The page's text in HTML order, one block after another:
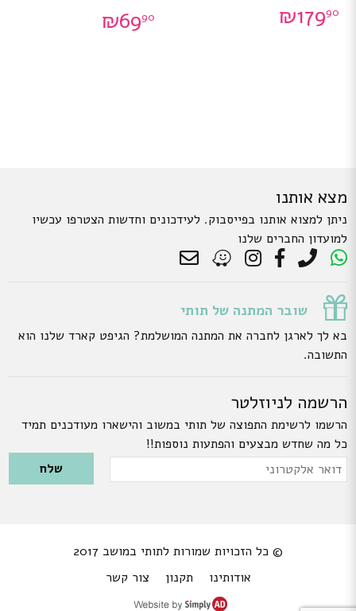
₪17990
₪6990
מצא אותנו
ניתן למצוא אותנו בפייסבוק. לעידכונים וחדשות הצטרפו עכשיו
למועדון החברים שלנו
שובר המתנה של תותי
בא לך לארגן לחברה את המתנה המושלמת? הגיפט קארד שלנו הוא
התשובה.
הרשמה לניוזלטר
הרשמו לרשימת התפוצה של תותי במשוב והישארו מעודכנים תמיד
כל מה שחדש מבצעים והפתעות נוספות!!
Please leave this field empty.
דואר
© כל הזכויות שמורות לתותי במושב 2017
אודותינו
תקנון צור קשר